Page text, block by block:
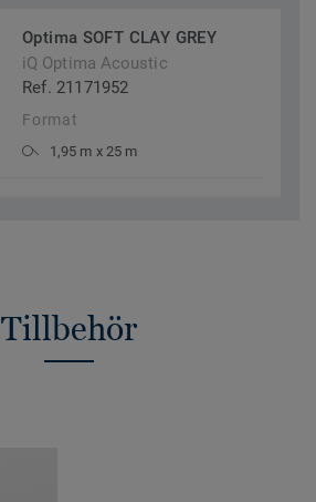
Optima SOFT CLAY GREY
iQ Optima Acoustic
Ref. 21171952
Format
1,95 m x 25 m
Tillbehör